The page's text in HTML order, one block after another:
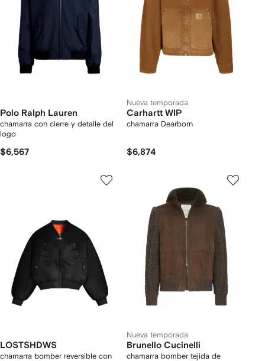
Polo Ralph Lauren
chamarra con cierre y detalle del
logo
$6,567
Nueva temporada
Carhartt WIP
chamarra Dearborn
$6,874
LOSTSHDWS
chamarra bomber reversible con
Nueva temporada
Brunello Cucinelli
chamarra bomber tejida de